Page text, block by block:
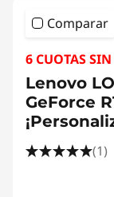
Comparar
6 CUOTAS
Lenovo
GeForce
(1)